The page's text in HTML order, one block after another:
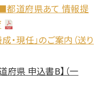
道府県あて 情報提
・現任」のご案内（送り
府県 申込書B】（一